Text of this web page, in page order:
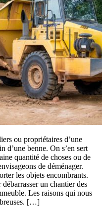
ou propriétaires d’une
d’une benne. On s’en sert
quantité de choses ou de
de déménager.
les objets encombrants.
un chantier des
Les raisons qui nous
[…]